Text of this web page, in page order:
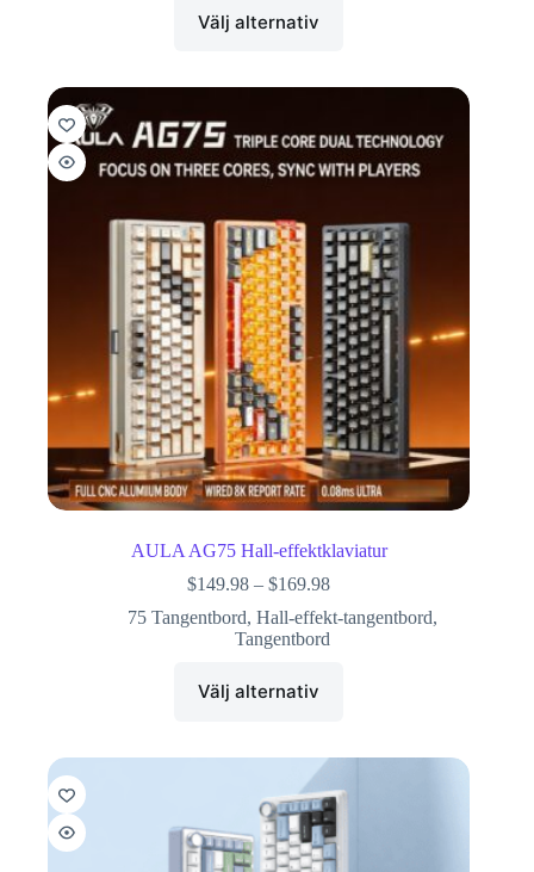
Välj alternativ
AULA AG75 Hall-effektklaviatur
$149.98 – $169.98
75 Tangentbord,Hall-effekt-tangentbord,
Tangentbord
Välj alternativ